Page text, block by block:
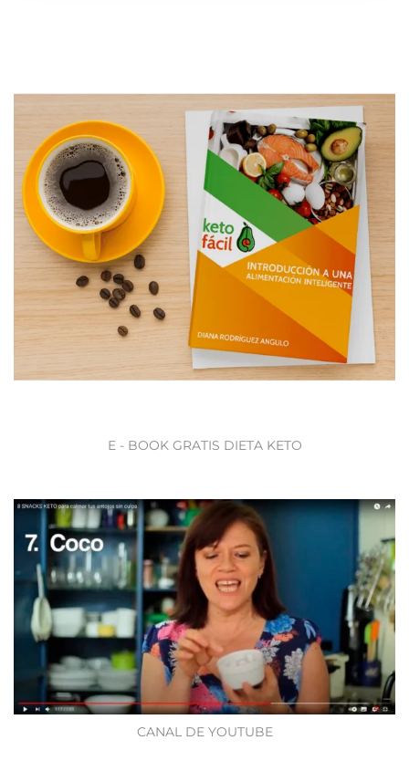
E - BOOK GRATIS DIETA KETO
CANAL DE YOUTUBE